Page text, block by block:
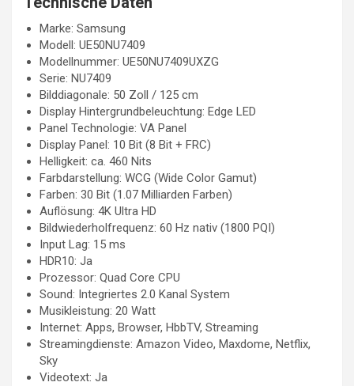
Marke: Samsung
Modell: UE50NU7409
Modellnummer: UE50NU7409UXZG
Serie: NU7409
Bilddiagonale: 50 Zoll / 125 cm
Display Hintergrundbeleuchtung: Edge LED
Panel Technologie: VA Panel
Display Panel: 10 Bit (8 Bit + FRC)
Helligkeit: ca. 460 Nits
Farbdarstellung: WCG (Wide Color Gamut)
Farben: 30 Bit (1.07 Milliarden Farben)
Auflösung: 4K Ultra HD
Bildwiederholfrequenz: 60 Hz nativ (1800 PQI)
Input Lag: 15 ms
HDR10: Ja
Prozessor: Quad Core CPU
Sound: Integriertes 2.0 Kanal System
Musikleistung: 20 Watt
Internet: Apps, Browser, HbbTV, Streaming
Streamingdienste: Amazon Video, Maxdome, Netflix,
Sky
Videotext: Ja